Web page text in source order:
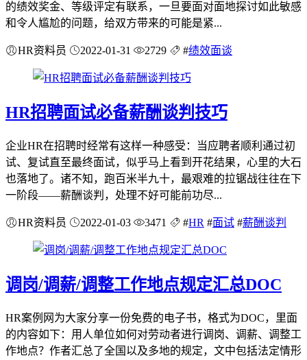
的绩效奖金、等级评定有联系，一旦要面对面地探讨如此敏感
和令人尴尬的问题，给双方带来的可能是紧...
HR资料员 2022-01-31 2729 #绩效面谈
HR招聘面试必备薪酬谈判技巧
企业HR在招聘时经常有这样一种感受：当应聘者顺利通过初
试、复试直至最终面试，似乎马上看到开花结果，心里的大石
也落地了。诸不知，跑百米半九十，最艰难的拉锯战往往在下
一阶段——薪酬谈判，处理不好可能前功尽...
HR资料员 2022-01-03 3471 #HR #面试 #薪酬谈判
调岗/调薪/调整工作地点规定汇总DOC
HR案例网为大家分享一份免费的电子书，格式为DOC，里面
的内容如下：用人单位如何对劳动者进行调岗、调薪、调整工
作地点？作者汇总了全国以及多地的规定，文中包括法定情形